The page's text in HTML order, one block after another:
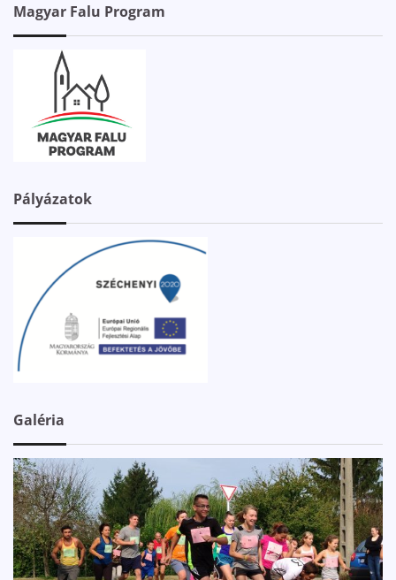
Magyar Falu Program
Pályázatok
Galéria